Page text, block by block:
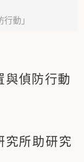
動」
與偵防行動
究所助研究